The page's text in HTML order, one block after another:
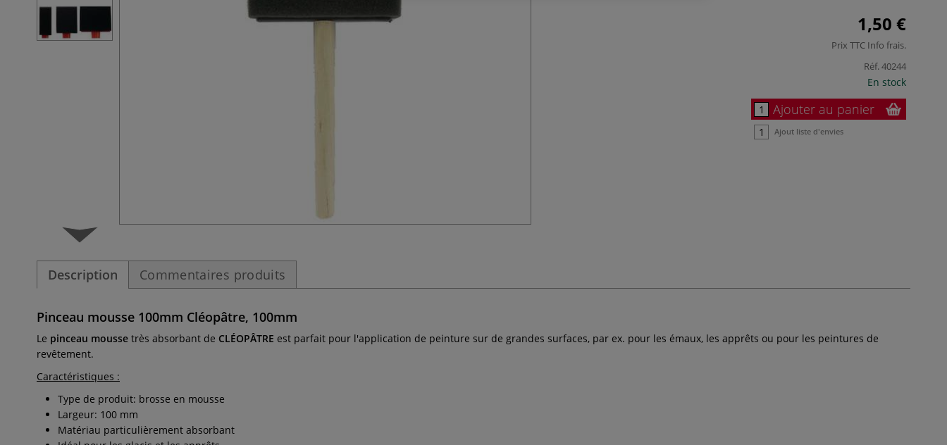
1,50 €
Prix TTC Info frais.
Réf.40244
En stock
Ajouter au panier
Ajout liste d'envies
Description Commentaires produits
Pinceau mousse 100mm Cléopâtre, 100mm
Le pinceau mousse très absorbant de CLÉOPÂTRE est parfait pour l'application de peinture sur de grandes surfaces, par ex. pour les émaux, les apprêts ou pour les peintures de
revêtement.
Caractéristiques :
Type de produit: brosse en mousse
Largeur: 100 mm
Matériau particulièrement absorbant